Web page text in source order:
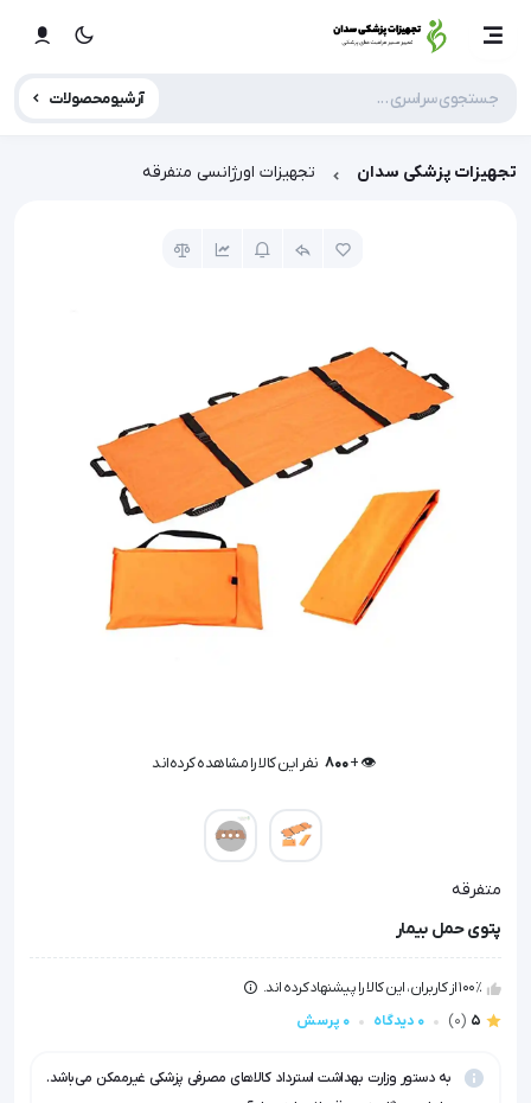
آرشیو محصولات
تجهیزات پزشکی سدان تجهیزات اورژانسی متفرقه
👁️ +
800 نفر این کالا را مشاهده کرده‌اند
متفرقه
پتوی حمل بیمار
100٪ از کاربران، این کالا را پیشنهاد کرده اند.
5
(0) 0 دیدگاه 0 پرسش
به دستور وزارت بهداشت استرداد کالاهای مصرفی پزشکی غیرممکن می‌باشد.